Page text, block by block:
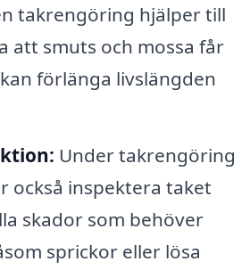
takrengöring hjälper till
att smuts och mossa får
förlänga livslängden
Under takrengöring
också inspektera taket
skador som behöver
sprickor eller lösa